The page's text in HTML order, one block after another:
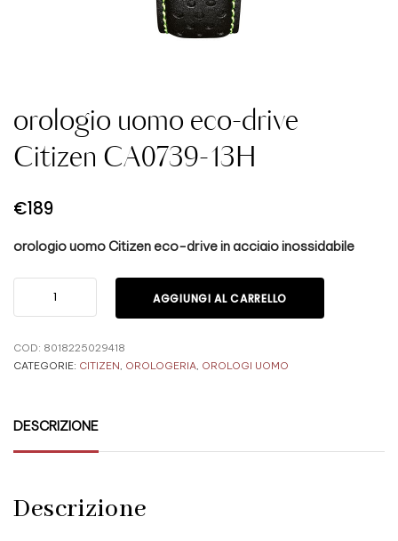
orologio uomo eco-drive
Citizen CA0739-13H
€189
orologio uomo Citizen eco-drive in acciaio inossidabile
AGGIUNGI AL CARRELLO
COD: 8018225029418
CATEGORIE: CITIZEN, OROLOGERIA, OROLOGI UOMO
DESCRIZIONE
Descrizione